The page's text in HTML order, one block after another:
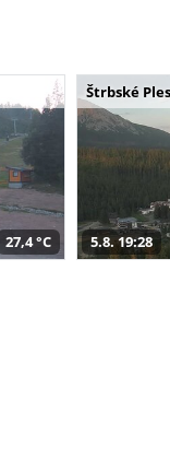
27,4 °C
Štrbské
5.8. 19:28